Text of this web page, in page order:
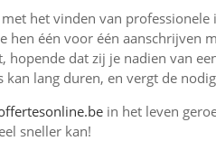
het vinden van
hen één voor één aanschrijven
hopende dat zij je nadien van
kan lang duren, en vergt de
in het leven
sneller kan!